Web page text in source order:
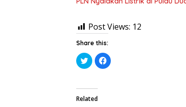
Post Views: 12
Share this:
K
l
n
t
u
K
l
Related